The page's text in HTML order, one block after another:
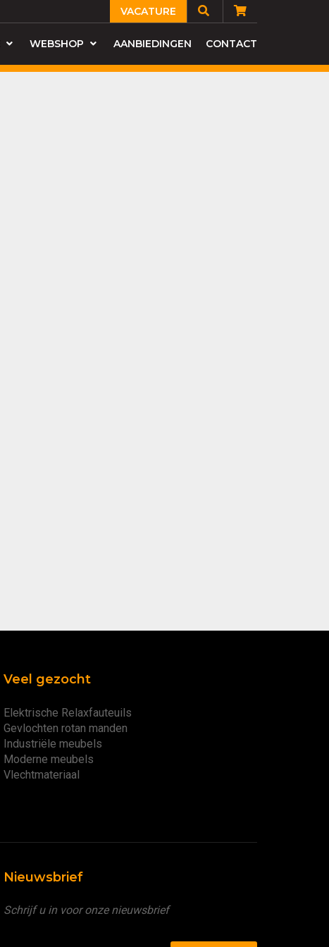
VACATURE
WEBSHOP AANBIEDINGEN CONTACT
Veel gezocht
Elektrische Relaxfauteuils
Gevlochten rotan manden
Industriële meubels
Moderne meubels
Vlechtmateriaal
Nieuwsbrief
Schrijf u in voor onze nieuwsbrief